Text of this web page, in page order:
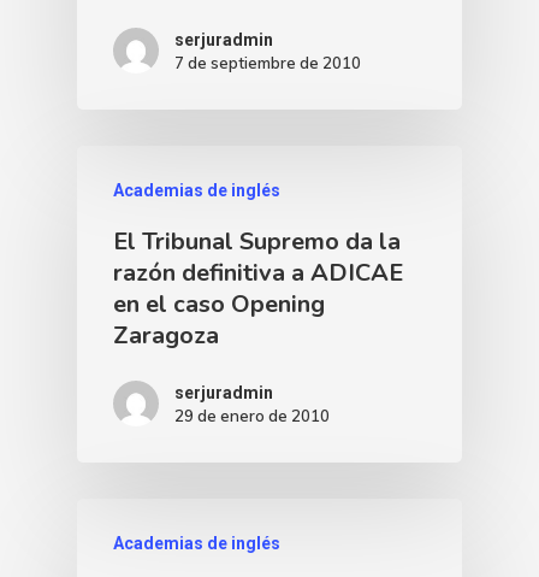
serjuradmin
7 de septiembre de 2010
Academias de inglés
El Tribunal Supremo da la
razón definitiva a ADICAE
en el caso Opening
Zaragoza
serjuradmin
29 de enero de 2010
Academias de inglés